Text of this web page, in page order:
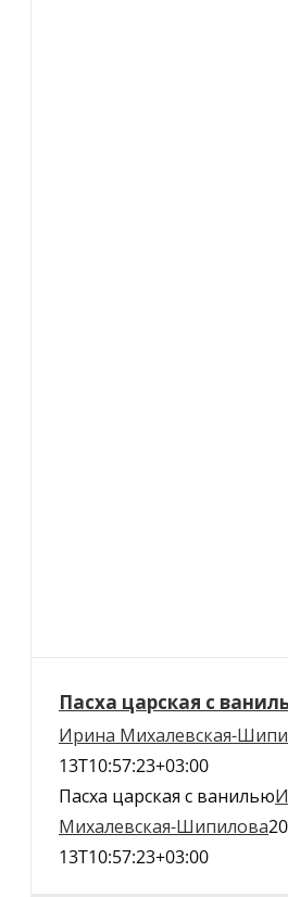
Пасха царская с
Ирина Михалевская-
13T10:57:23+03:00
Пасха царская с ванилью
Михалевская-Шипилова
13T10:57:23+03:00